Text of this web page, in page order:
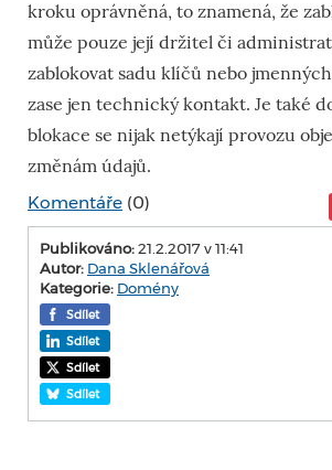
kroku oprávněná, to znamená, že
může pouze její držitel či
zablokovat sadu klíčů nebo
zase jen technický kontakt. Je také
blokace se nijak netýkají provozu
změnám údajů.
Komentáře (0)
Publikováno:21.2.2017 v 11:41
Autor: Dana Sklenářová
Kategorie: Domény
Sdílet
Sdílet
Sdílet
Sdílet